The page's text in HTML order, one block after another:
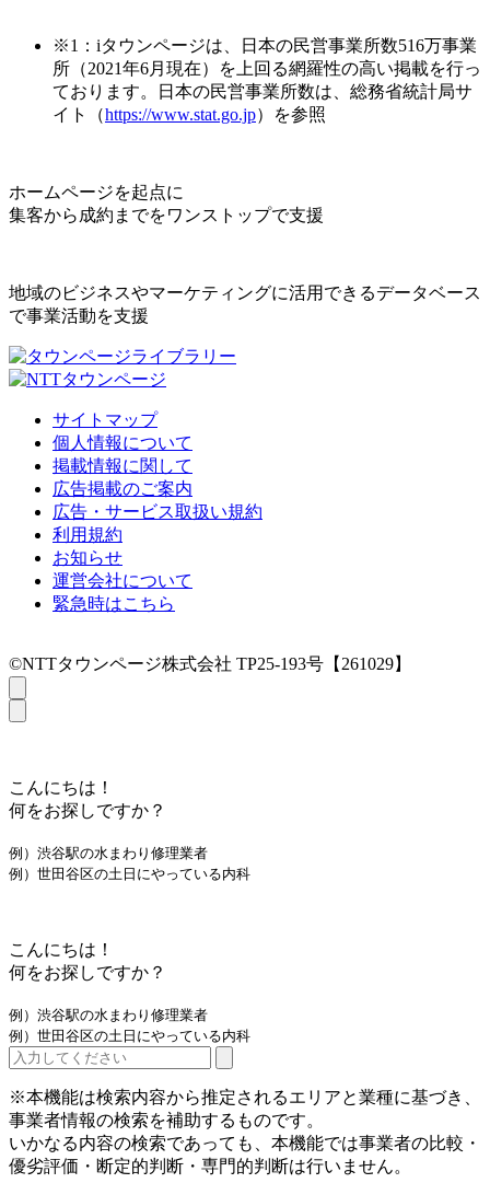
※1：iタウンページは、日本の民営事業所数516万事業
所（2021年6月現在）を上回る網羅性の高い掲載を行っ
ております。日本の民営事業所数は、総務省統計局サ
イト（https://www.stat.go.jp）を参照
ホームページを起点に
集客から成約までをワンストップで支援
地域のビジネスやマーケティングに活用できるデータベース
で事業活動を支援
サイトマップ
個人情報について
掲載情報に関して
広告掲載のご案内
広告・サービス取扱い規約
利用規約
お知らせ
運営会社について
緊急時はこちら
©NTTタウンページ株式会社 TP25-193号【261029】
こんにちは！
何をお探しですか？
例）渋谷駅の水まわり修理業者
例）世田谷区の土日にやっている内科
こんにちは！
何をお探しですか？
例）渋谷駅の水まわり修理業者
例）世田谷区の土日にやっている内科
※本機能は検索内容から推定されるエリアと業種に基づき、
事業者情報の検索を補助するものです。
いかなる内容の検索であっても、本機能では事業者の比較・
優劣評価・断定的判断・専門的判断は行いません。